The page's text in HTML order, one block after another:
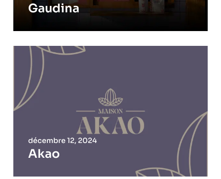
Gaudina
décembre 12, 2024
Akao